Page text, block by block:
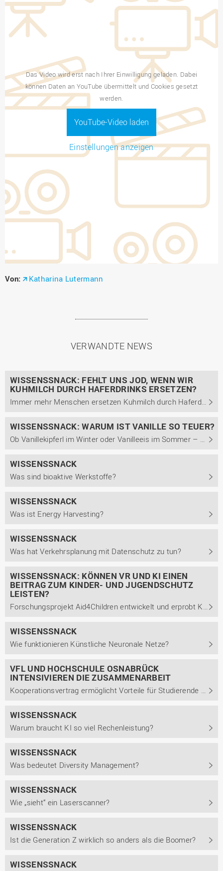
Das Video wird erst nach Ihrer Einwilligung geladen. Dabei
können Daten an YouTube übermittelt und Cookies gesetzt
werden.
YouTube-Video laden
Einstellungen anzeigen
Von: Katharina Lutermann
VERWANDTE NEWS
WISSENSSNACK: FEHLT UNS JOD, WENN WIR
KUHMILCH DURCH HAFERDRINKS ERSETZEN?
Immer mehr Menschen ersetzen Kuhmilch durch Haferdrinks. Was viele nicht wissen: Milch zählt in Deutschland zu den wichtigsten Jodquellen.
WISSENSSNACK: WARUM IST VANILLE SO TEUER?
Ob Vanillekipferl im Winter oder Vanilleeis im Sommer – Vanille ist als Gewürz sehr beliebt. Doch warum ist eine Vanilleschote eigentlich so teuer? In unserem „Wissenssnack“ erklärt Marvin Vahl, welche Faktoren den Preis der Vanille beeinflussen und warum seine Forschung an der Vanillepflanze ...
WISSENSSNACK
Was sind bioaktive Werkstoffe?
WISSENSSNACK
Was ist Energy Harvesting?
WISSENSSNACK
Was hat Verkehrsplanung mit Datenschutz zu tun?
WISSENSSNACK: KÖNNEN VR UND KI EINEN
BEITRAG ZUM KINDER- UND JUGENDSCHUTZ
LEISTEN?
Forschungsprojekt Aid4Children entwickelt und erprobt KI-basierte Trainings für Gefährdungseinschätzungen im Kinder- und Jugendschutz
WISSENSSNACK
Wie funktionieren Künstliche Neuronale Netze?
VFL UND HOCHSCHULE OSNABRÜCK
INTENSIVIEREN DIE ZUSAMMENARBEIT
Kooperationsvertrag ermöglicht Vorteile für Studierende und Nachwuchssportler
WISSENSSNACK
Warum braucht KI so viel Rechenleistung?
WISSENSSNACK
Was bedeutet Diversity Management?
WISSENSSNACK
Wie „sieht“ ein Laserscanner?
WISSENSSNACK
Ist die Generation Z wirklich so anders als die Boomer?
WISSENSSNACK